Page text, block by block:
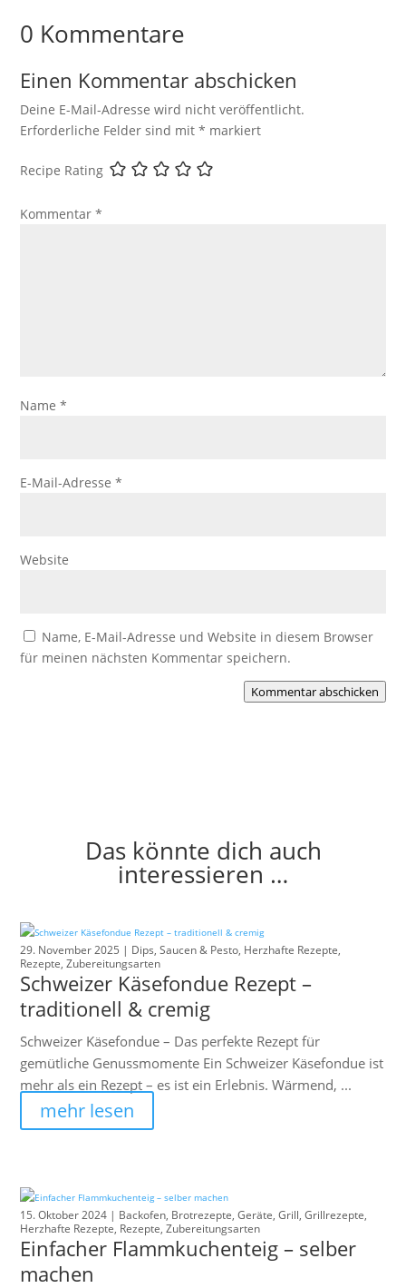
0 Kommentare
Einen Kommentar abschicken
Deine E-Mail-Adresse wird nicht veröffentlicht.
Erforderliche Felder sind mit* markiert
Recipe Rating
Kommentar*
Name*
E-Mail-Adresse*
Website
Name, E-Mail-Adresse und Website in diesem Browser
für meinen nächsten Kommentar speichern.
Kommentar abschicken
Das könnte dich auch
interessieren …
29. November 2025 | Dips, Saucen & Pesto, Herzhafte Rezepte,
Rezepte, Zubereitungsarten
Schweizer Käsefondue Rezept –
traditionell & cremig
Schweizer Käsefondue – Das perfekte Rezept für
gemütliche Genussmomente Ein Schweizer Käsefondue ist
mehr als ein Rezept – es ist ein Erlebnis. Wärmend, ...
mehr lesen
15. Oktober 2024 | Backofen, Brotrezepte, Geräte, Grill, Grillrezepte,
Herzhafte Rezepte, Rezepte, Zubereitungsarten
Einfacher Flammkuchenteig – selber
machen